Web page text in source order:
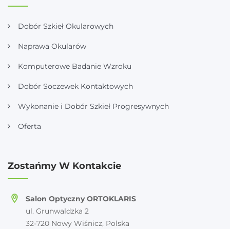
Dobór Szkieł Okularowych
Naprawa Okularów
Komputerowe Badanie Wzroku
Dobór Soczewek Kontaktowych
Wykonanie i Dobór Szkieł Progresywnych
Oferta
Zostańmy W Kontakcie
Salon Optyczny ORTOKLARIS
ul. Grunwaldzka 2
32-720 Nowy Wiśnicz, Polska